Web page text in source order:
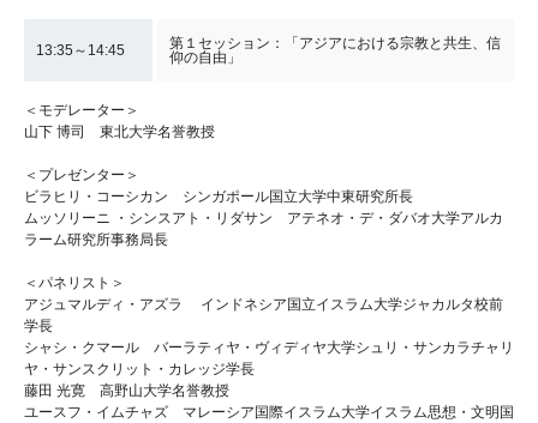
13:35～14:45
第１セッション：「アジアにおける宗教と共生、信
仰の自由」
＜モデレーター＞
山下 博司 東北大学名誉教授
＜プレゼンター＞
ビラヒリ・コーシカン シンガポール国立大学中東研究所長
ムッソリーニ ・シンスアト・リダサン アテネオ・デ・ダバオ大学アルカ
ラーム研究所事務局長
＜パネリスト＞
アジュマルディ・アズラ インドネシア国立イスラム大学ジャカルタ校前
学長
シャシ・クマール バーラティヤ・ヴィディヤ大学シュリ・サンカラチャリ
ヤ・サンスクリット・カレッジ学長
藤田 光寛 高野山大学名誉教授
ユースフ・イムチャズ マレーシア国際イスラム大学イスラム思想・文明国